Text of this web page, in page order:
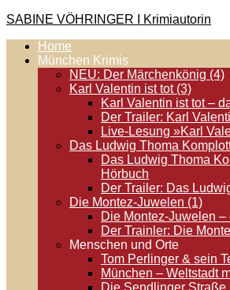
Zum
springen
SABINE VÖHRINGER I Krimiautorin
Krimis, bei denen das universell
steht. Spielen zentral in der Münchner
Home
München Krimis
NEU: Der Märchenkönig (4)
Karl Valentin ist tot (3)
Karl Valentin ist tot –
Der Trailer: Karl
Live-Lesung »Karl
Das Ludwig Thoma
Das Ludwig Thoma
Hörbuch
Der Trailer: Das
Die Montez-Juwelen (1)
Die Montez-Juwelen –
Der Trainler: Die
Menschen und Orte
Tom Perlinger & sein
München – Weltstadt
Die Sendlinger Straße